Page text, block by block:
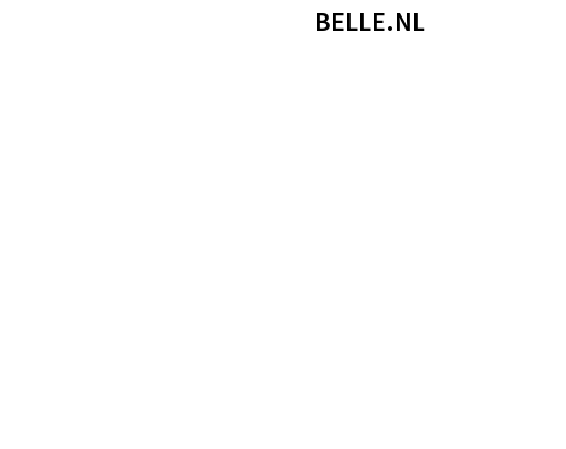
BELLE.NL